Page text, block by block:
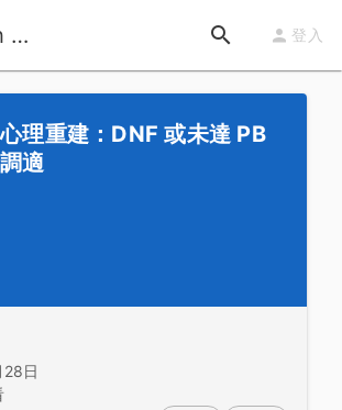
CT Yeh 公路車基地 登入
理重建：DNF 或未達 PB
適
日